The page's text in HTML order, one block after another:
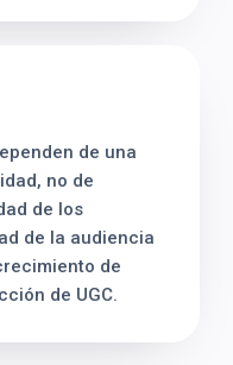
de una
no de
de los
de la audiencia
de
de UGC.